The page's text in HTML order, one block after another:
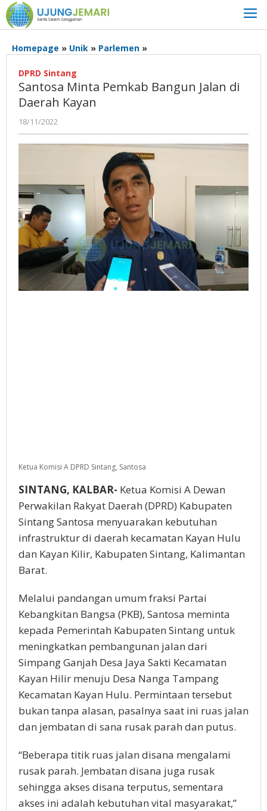
Lewati
ke
konten
Homepage » Unik » Parlemen »Santosa
Bangun
Kayan
DPRD Sintang
Santosa Minta Pemkab Bangun Jalan di
Daerah Kayan
18/11/2022
Admin
Ujung
Ketua Komisi A DPRD Sintang, Santosa
SINTANG, KALBAR- Ketua Komisi A Dewan
Perwakilan Rakyat Daerah (DPRD) Kabupaten
Sintang Santosa menyuarakan kebutuhan
infrastruktur di daerah kecamatan Kayan Hulu
dan Kayan Kilir, Kabupaten Sintang, Kalimantan
Barat.
Melalui pandangan umum fraksi Partai
Kebangkitan Bangsa (PKB), Santosa meminta
kepada Pemerintah Kabupaten Sintang untuk
meningkatkan pembangunan jalan dari
Simpang Ganjah Desa Jaya Sakti Kecamatan
Kayan Hilir menuju Desa Nanga Tampang
Kecamatan Kayan Hulu. Permintaan tersebut
bukan tanpa alasan, pasalnya saat ini ruas jalan
dan jembatan di sana rusak parah dan putus.
“Beberapa titik ruas jalan disana mengalami
rusak parah. Jembatan disana juga rusak
sehingga akses disana terputus, sementara
akses ini adalah kebutuhan vital masyarakat,”